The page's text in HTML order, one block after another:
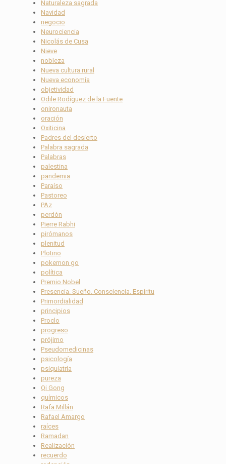
Naturaleza sagrada
Navidad
negocio
Neurociencia
Nicolás de Cusa
Nieve
nobleza
Nueva cultura rural
Nueva economía
objetividad
Odile Rodíguez de la Fuente
onironauta
oración
Oxiticina
Padres del desierto
Palabra sagrada
Palabras
palestina
pandemia
Paraíso
Pastoreo
PAz
perdón
Pierre Rabhi
pirómanos
plenitud
Plotino
pokemon go
política
Premio Nobel
Presencia. Sueño. Consciencia. Espíritu
Primordialidad
principios
Proclo
progreso
prójimo
Pseudomedicinas
psicología
psiquiatría
pureza
Qi Gong
químicos
Rafa Millán
Rafael Amargo
raíces
Ramadan
Realización
recuerdo